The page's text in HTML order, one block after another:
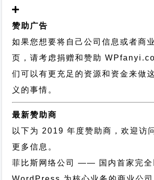
赞助广告
如果您想要将自己公司信息或者商
页，请考虑捐赠和赞助
们可以有更充足的资源和资金来做
义的事情。
最新赞助商
以下为 2019 年度赞助商，欢迎访
更多信息。
菲比斯网络公司
—— 国内首家完全